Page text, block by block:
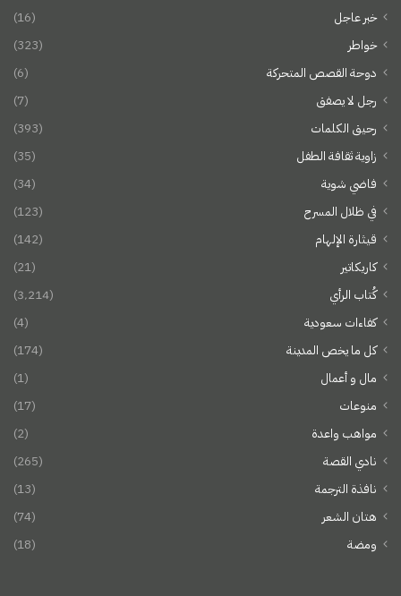
خبر عاجل
(16)
خواطر
(323)
دوحة القصص المتحركة
(6)
رجل لا يصفق
(7)
رحيق الكلمات
(393)
زاوية ثقافة الطفل
(35)
فاضي شوية
(34)
في ظلال المسرح
(123)
قيثارة الإلهام
(142)
كاريكاتير
(21)
كُتاب الرأي
(3٬214)
كفاءات سعودية
(4)
كل ما يخص المدينة
(174)
مال و أعمال
(1)
منوعات
(17)
مواهب واعدة
(2)
نادي القصة
(265)
نافذة الترجمة
(13)
هتان الشعر
(74)
ومضة
(18)